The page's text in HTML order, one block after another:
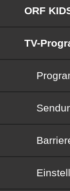
ORF
TV-